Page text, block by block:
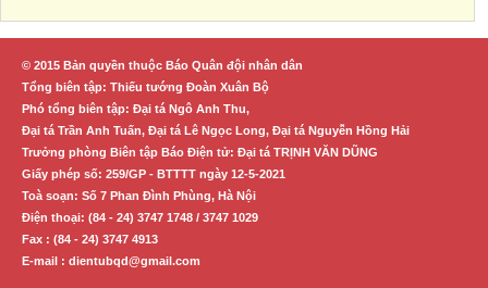
© 2015 Bản quyền thuộc Báo Quân đội nhân dân
Tổng biên tập: Thiếu tướng Đoàn Xuân Bộ
Phó tổng biên tập: Đại tá Ngô Anh Thu,
Đại tá Trần Anh Tuấn, Đại tá Lê Ngọc Long, Đại tá Nguyễn Hồng Hải
Trưởng phòng Biên tập Báo Điện tử: Đại tá TRỊNH VĂN DŨNG
Giấy phép số: 259/GP - BTTTT ngày 12-5-2021
Toà soạn: Số 7 Phan Đình Phùng, Hà Nội
Điện thoại: (84 - 24) 3747 1748 / 3747 1029
Fax : (84 - 24) 3747 4913
E-mail : dientubqd@gmail.com